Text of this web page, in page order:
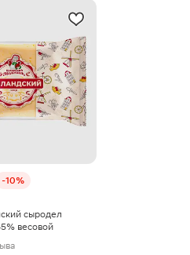
-10%
сыродел
весовой